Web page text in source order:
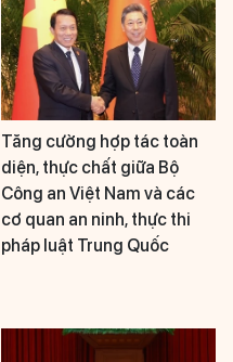
Tăng cường hợp tác toàn
diện, thực chất giữa Bộ
Công an Việt Nam và các
cơ quan an ninh, thực thi
pháp luật Trung Quốc